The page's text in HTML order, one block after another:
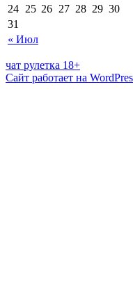
« Июл
24 25 26 27 28 29 30
31
чат рулетка 18+
Сайт работает на